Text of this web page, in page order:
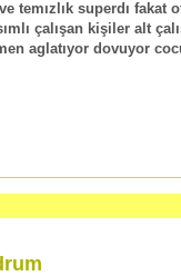
temızlık superdı fakat
çalışan kişiler alt
aglatıyor dovuyor